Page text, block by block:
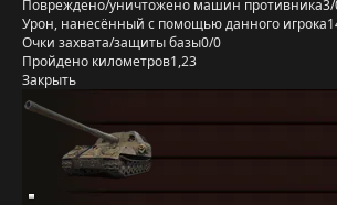
Повреждено/уничтожено машин противника
Урон, нанесённый с помощью данного игрока
Очки захвата/защиты базы0/0
Пройдено километров1,23
Закрыть